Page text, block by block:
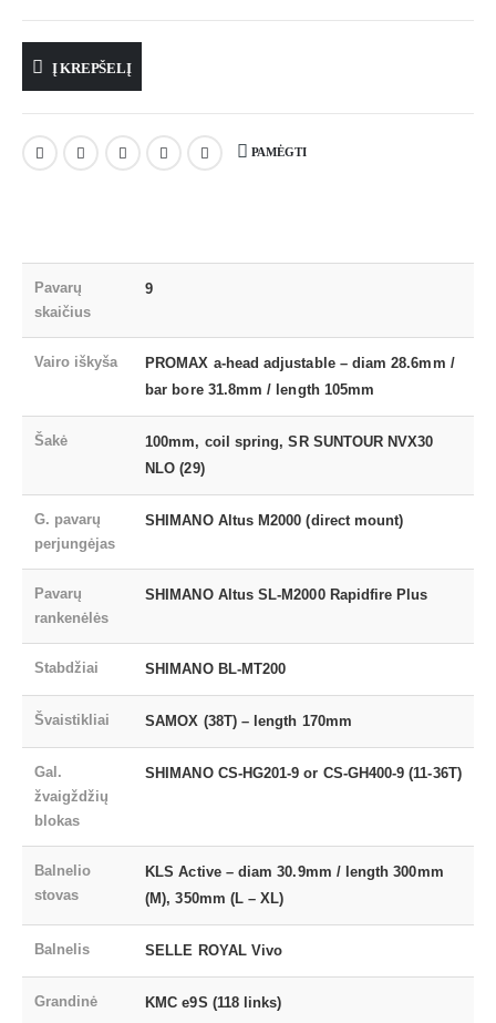
Į KREPŠELĮ
PAMĖGTI
Pavarų
skaičius
9
Vairo iškyša
PROMAX a-head adjustable – diam 28.6mm /
bar bore 31.8mm / length 105mm
Šakė
100mm, coil spring, SR SUNTOUR NVX30
NLO (29)
G. pavarų
perjungėjas
SHIMANO Altus M2000 (direct mount)
Pavarų
rankenėlės
SHIMANO Altus SL-M2000 Rapidfire Plus
Stabdžiai SHIMANO BL-MT200
Švaistikliai SAMOX (38T) – length 170mm
Gal.
žvaigždžių
blokas
SHIMANO CS-HG201-9 or CS-GH400-9 (11-36T)
Balnelio
stovas
KLS Active – diam 30.9mm / length 300mm
(M), 350mm (L – XL)
Balnelis SELLE ROYAL Vivo
Grandinė KMC e9S (118 links)